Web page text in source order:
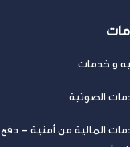
و خدمات
الصوتية
المالية من أمنية – دفع